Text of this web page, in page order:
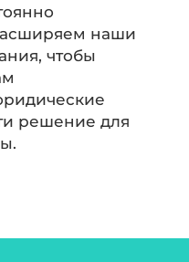
наши
чтобы
решение для